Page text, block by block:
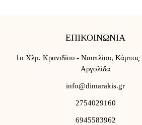
ΕΠΙΚΟΙΝΩΝΙΑ
1ο Χλμ. Κρανιδίου - Ναυπλίου, Κάμπος
Αργολίδα
info@dimarakis.gr
2754029160
6945583962